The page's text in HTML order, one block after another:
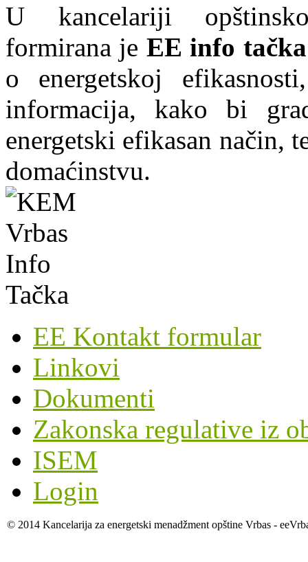
U kancelariji
formirana je EE info tačka
o energetskoj
informacija, kako bi
energetski efikasan način,
domaćinstvu.
EE Kontakt formular
Linkovi
Dokumenti
Zakonska regulative iz
ISEM
Login
© 2014 Kancelarija za energetski menadžment opštine Vrbas -